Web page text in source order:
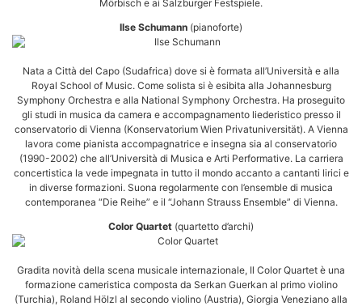
Mörbisch e ai Salzburger Festspiele.
Ilse Schumann (pianoforte)
Nata a Città del Capo (Sudafrica) dove si è formata all’Università e alla
Royal School of Music. Come solista si è esibita alla Johannesburg
Symphony Orchestra e alla National Symphony Orchestra. Ha proseguito
gli studi in musica da camera e accompagnamento liederistico presso il
conservatorio di Vienna (Konservatorium Wien Privatuniversität). A Vienna
lavora come pianista accompagnatrice e insegna sia al conservatorio
(1990-2002) che all’Università di Musica e Arti Performative. La carriera
concertistica la vede impegnata in tutto il mondo accanto a cantanti lirici e
in diverse formazioni. Suona regolarmente con l’ensemble di musica
contemporanea “Die Reihe” e il “Johann Strauss Ensemble” di Vienna.
Color Quartet (quartetto d’archi)
Gradita novità della scena musicale internazionale, Il Color Quartet è una
formazione cameristica composta da Serkan Guerkan al primo violino
(Turchia), Roland Hölzl al secondo violino (Austria), Giorgia Veneziano alla